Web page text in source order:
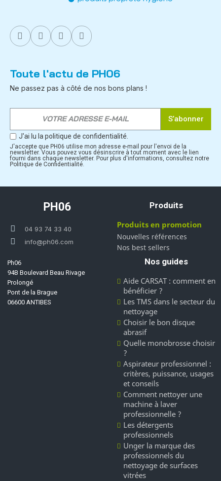
Toute l'actu de PH06
Ne passez pas à côté de nos bons plans !
S’abonner
J'ai lu la politique de confidentialité.
J'accepte que PH06 utilise mon adresse e-mail pour l'envoi de la
newsletter. Vous pouvez vous désinscrire à tout moment avec le lien
fourni dans chaque newsletter. Pour plus d'informations, consultez notre
Politique de Confidentialité.
PH06
04 93 74 33 40
info@ph06.com
Ph06
94B Boulevard Beau Rivage
Prolongé
Pont de la Brague
06600 ANTIBES
Produits
Produits en promotion
Nouvelles références
Nos best sellers
Nos guides
Aide CARSAT : comment en
bénéficier ?
Les TMS dans le secteur du
nettoyage
Choisir le bon disque
abrasif
Quelle monobrosse choisir
?
Aspirateur professionnel :
critères, puissance, usages
et conseils
Comment nettoyer une
machine à laver
professionnelle ?
Les détergents
professionnels
Unger la marque des
professionnels du
nettoyage de surfaces
vitrées